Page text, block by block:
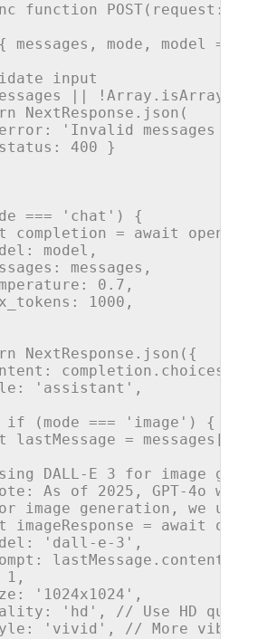
function POST( request:
messages, mode, model =
input
|| !Array. isArray
NextResponse. json (
error :
'Invalid messages
status : 400 }
=== 'chat' ) {
completion = await
: model,
: messages,
: 0.7 ,
: 1000 ,
NextResponse. json ({
: completion.choices[
: 'assistant' ,
if (mode === 'image' ) {
lastMessage =
DALL-E 3 for image
As of 2025, GPT-4o
image generation, we use
imageResponse = await
: 'dall-e-3' ,
: lastMessage.content,
1 ,
: '1024x1024' ,
: 'hd' , // Use HD
: 'vivid' , // More